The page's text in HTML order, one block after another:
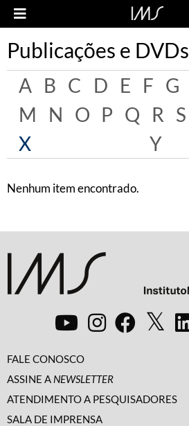
Publicações e DVDs
A B C D E F G
M
N O P Q R S
X
Y
Nenhum item encontrado.
FALE CONOSCO
ASSINE A NEWSLETTER
ATENDIMENTO A PESQUISADORES
SALA DE IMPRENSA